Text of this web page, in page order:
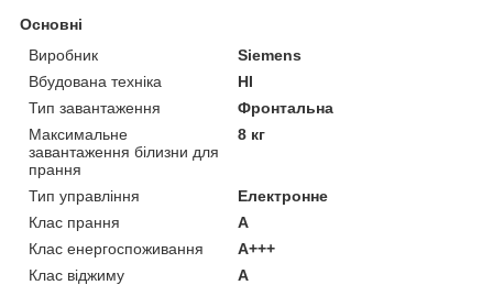
Основні
Виробник
Siemens
Вбудована техніка
НІ
Тип завантаження
Фронтальна
Максимальне
завантаження білизни для
прання
8 кг
Тип управління
Електронне
Клас прання
A
Клас енергоспоживання
A+++
Клас віджиму
A